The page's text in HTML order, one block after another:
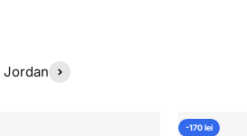
-170 lei